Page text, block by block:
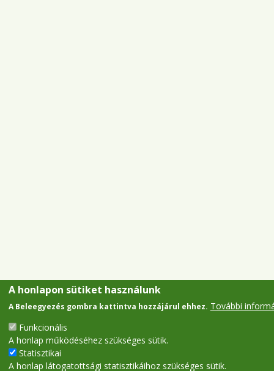
A honlapon sütiket használunk
A Beleegyezés gombra kattintva hozzájárul ehhez. További
Funkcionális
A honlap működéséhez szükséges sütik.
Statisztikai
A honlap látogatottsági statisztikáihoz szükséges sütik.